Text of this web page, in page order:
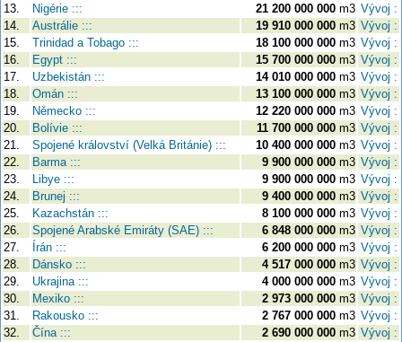
13.
Nigérie ::: 21 200 000 000 m3 Vývoj :
14.
Austrálie ::: 19 910 000 000 m3 Vývoj :
15.
Trinidad a Tobago ::: 18 100 000 000 m3 Vývoj :
16.
Egypt ::: 15 700 000 000 m3 Vývoj :
17.
Uzbekistán ::: 14 010 000 000 m3 Vývoj :
18.
Omán ::: 13 100 000 000 m3 Vývoj :
19.
Německo ::: 12 220 000 000 m3 Vývoj :
20.
Bolívie ::: 11 700 000 000 m3 Vývoj :
21.
Spojené království (Velká Británie) ::: 10 400 000 000 m3 Vývoj :
22.
Barma ::: 9 900 000 000 m3 Vývoj :
23.
Libye ::: 9 900 000 000 m3 Vývoj :
24.
Brunej ::: 9 400 000 000 m3 Vývoj :
25.
Kazachstán ::: 8 100 000 000 m3 Vývoj :
26.
Spojené Arabské Emiráty (SAE) ::: 6 848 000 000 m3 Vývoj :
27.
Írán ::: 6 200 000 000 m3 Vývoj :
28.
Dánsko ::: 4 517 000 000 m3 Vývoj :
29.
Ukrajina ::: 4 000 000 000 m3 Vývoj :
30.
Mexiko ::: 2 973 000 000 m3 Vývoj :
31.
Rakousko ::: 2 767 000 000 m3 Vývoj :
32.
Čína ::: 2 690 000 000 m3 Vývoj :